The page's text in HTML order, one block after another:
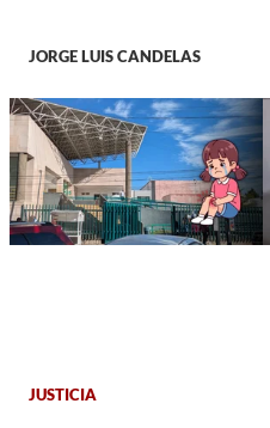
JORGE LUIS CANDELAS
JUSTICIA